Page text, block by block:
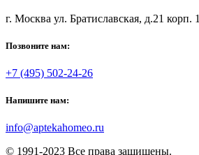
г. Москва ул. Братиславская, д.21 корп. 1
Позвоните нам:
+7 (495) 502-24-26
Напишите нам:
info@aptekahomeo.ru
© 1991-2023 Все права защищены.